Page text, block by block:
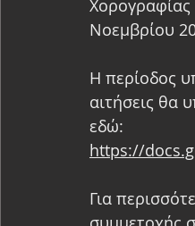
Νοεμβρίου
Η περίοδος
αιτήσεις θα
εδώ:
https://
Για